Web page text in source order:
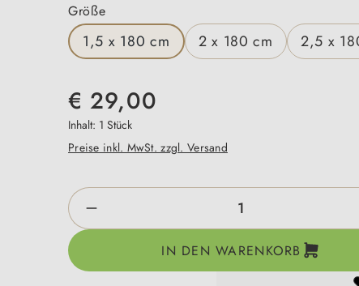
Größeauswählen
1,5 x 180 cm 2 x 180 cm 2,5 x
€ 29,00
Inhalt: 1 Stück
Preise inkl. MwSt. zzgl. Versand
Produkt Anzahl: Gib den
IN DEN WARENKORB